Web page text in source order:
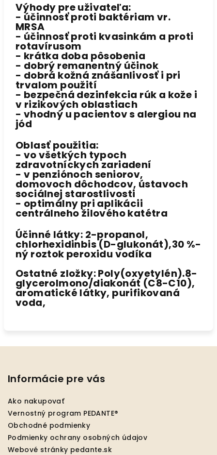
Výhody pre uživateľa:
- účinnosť proti baktériam vr.
MRSA
- účinnosť proti kvasinkám a proti
rotavírusom
- krátka doba pôsobenia
- dobrý remanentný účinok
- dobrá kožná znášanlivosť i pri
trvalom použití
- bezpečná dezinfekcia rúk a kože i
v rizikových oblastiach
- vhodný u pacientov s alergiou na
jód
Oblasť použitia:
- vo všetkých typoch
zdravotníckych zariadení
- v penziónoch seniorov,
domovoch dôchodcov, ústavoch
sociálnej starostlivosti
- optimálny pri aplikácii
centrálneho žilového katétra
Účinné látky: 2-propanol,
chlorhexidinbis (D-glukonát),30 %-
ný roztok peroxidu vodíka
Ostatné zložky:Poly(oxyetylén).8-
glycerolmono/diakonát (C8-C10),
aromatické látky, purifikovaná
voda,
Informácie pre vás
Ako nakupovať
Vernostný program PEDANTE®
Obchodné podmienky
Podmienky ochrany osobných údajov
Webové stránky pedante.sk